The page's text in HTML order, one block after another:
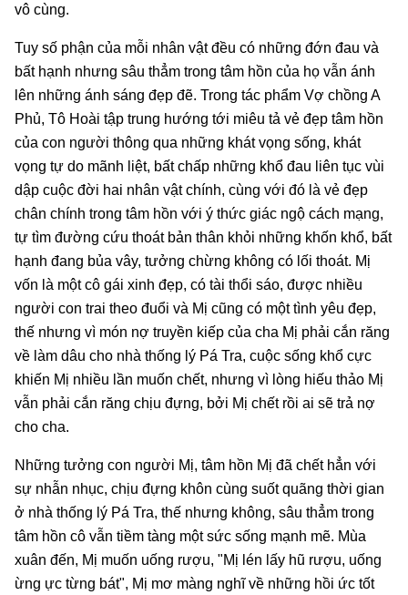
vô cùng.
Tuy số phận của mỗi nhân vật đều có những đớn đau và
bất hạnh nhưng sâu thẳm trong tâm hồn của họ vẫn ánh
lên những ánh sáng đẹp đẽ. Trong tác phẩm Vợ chồng A
Phủ, Tô Hoài tập trung hướng tới miêu tả vẻ đẹp tâm hồn
của con người thông qua những khát vọng sống, khát
vọng tự do mãnh liệt, bất chấp những khổ đau liên tục vùi
dập cuộc đời hai nhân vật chính, cùng với đó là vẻ đẹp
chân chính trong tâm hồn với ý thức giác ngộ cách mạng,
tự tìm đường cứu thoát bản thân khỏi những khốn khổ, bất
hạnh đang bủa vây, tưởng chừng không có lối thoát. Mị
vốn là một cô gái xinh đẹp, có tài thổi sáo, được nhiều
người con trai theo đuổi và Mị cũng có một tình yêu đẹp,
thế nhưng vì món nợ truyền kiếp của cha Mị phải cắn răng
về làm dâu cho nhà thống lý Pá Tra, cuộc sống khổ cực
khiến Mị nhiều lần muốn chết, nhưng vì lòng hiếu thảo Mị
vẫn phải cắn răng chịu đựng, bởi Mị chết rồi ai sẽ trả nợ
cho cha.
Những tưởng con người Mị, tâm hồn Mị đã chết hẳn với
sự nhẫn nhục, chịu đựng khôn cùng suốt quãng thời gian
ở nhà thống lý Pá Tra, thế nhưng không, sâu thẳm trong
tâm hồn cô vẫn tiềm tàng một sức sống mạnh mẽ. Mùa
xuân đến, Mị muốn uống rượu, "Mị lén lấy hũ rượu, uống
ừng ực từng bát", Mị mơ màng nghĩ về những hồi ức tốt